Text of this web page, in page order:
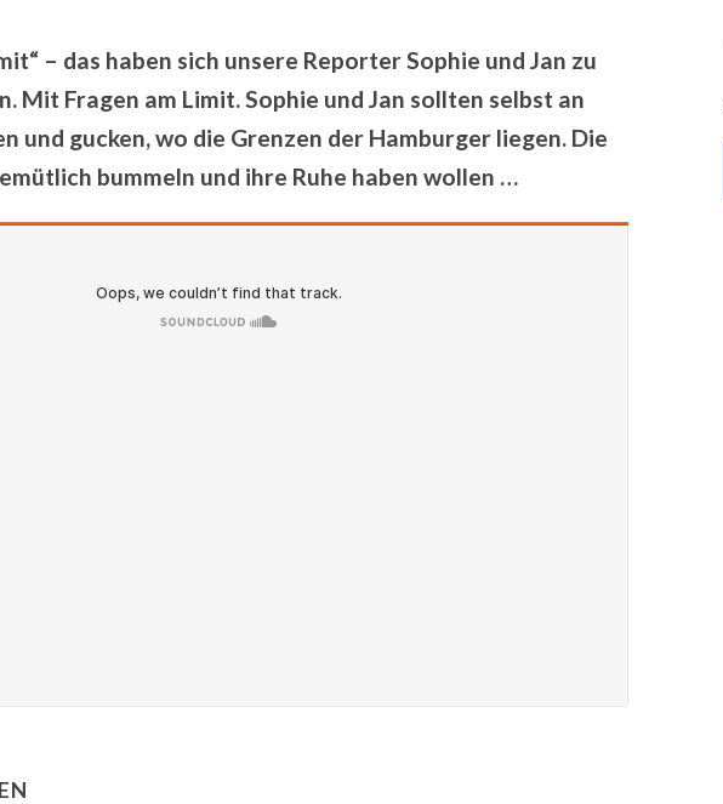
– das haben sich unsere Reporter Sophie und Jan zu
Mit Fragen am Limit. Sophie und Jan sollten selbst an
und gucken, wo die Grenzen der Hamburger liegen. Die
bummeln und ihre Ruhe haben wollen …